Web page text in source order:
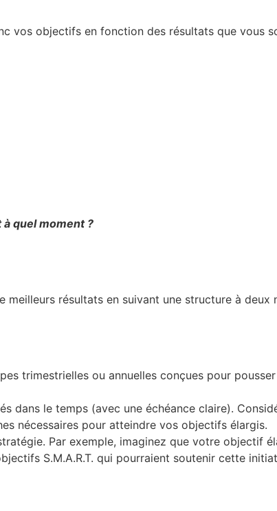
vos objectifs en fonction des résultats que vous
quel moment ?
résultats en suivant une structure à deux
trimestrielles ou annuelles conçues pour
dans le temps (avec une échéance claire).
nécessaires pour atteindre vos objectifs élargis.
Par exemple, imaginez que votre objectif
S.M.A.R.T. qui pourraient soutenir cette